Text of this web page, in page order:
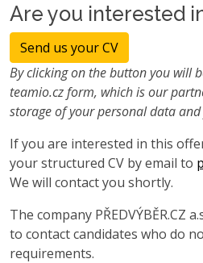
Are you interested
Send us your CV
By clicking on the button you will
teamio.cz form, which is our
storage of your personal data and
If you are interested in this
your structured CV by email to
We will contact you shortly.
The company PŘEDVÝBĚR.CZ
to contact candidates who do
requirements.